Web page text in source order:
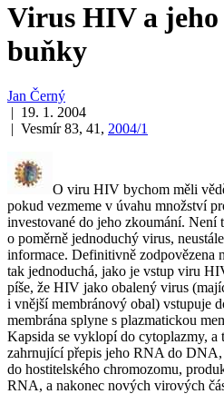
Virus HIV a jeho
buňky
Jan Černý
| 19. 1. 2004
| Vesmír 83, 41, 2004/1
O viru HIV bychom měli
pokud vezmeme v úvahu množství
investované do jeho zkoumání. Není
o poměrně jednoduchý virus,
informace. Definitivně zodpovězena
tak jednoduchá, jako je vstup viru
píše, že HIV jako obalený virus
i vnější membránový obal) vstupuje
membrána splyne s plazmatickou
Kapsida se vyklopí do cytoplazmy,
zahrnující přepis jeho RNA do
do hostitelského chromozomu,
RNA, a nakonec nových virových